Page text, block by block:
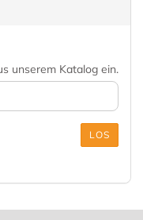
unserem Katalog ein.
LOS